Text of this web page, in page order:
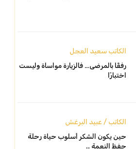
الكاتب سعيد العجل
رفقًا بالمرضى… فالزيارة مواساة وليست
اختبارًا
الكاتب / عبيد البرغش
حين يكون الشكر أسلوب حياة رحلة
حفظ النعمة ..